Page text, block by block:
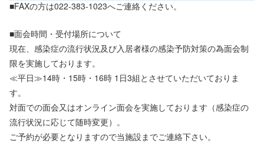
■FAXの方は022-383-1023へご連絡ください。
■面会時間・受付場所について
現在、感染症の流行状況及び入居者様の感染予防対策の為面会制
限を実施しております。
≪平日≫14時・15時・16時 1日3組とさせていただいておりま
す。
対面での面会又はオンライン面会を実施しております（感染症の
流行状況に応じて随時変更）。
ご予約が必要となりますので当施設までご連絡下さい。